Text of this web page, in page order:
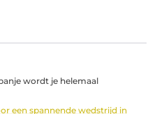
wordt je helemaal
een spannende wedstrijd in